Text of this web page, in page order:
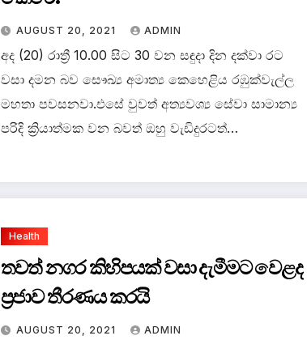
AUGUST 20, 2021 ADMIN
අද (20) රාත්‍රී 10.00 සිට 30 වන සඳුදා දින දක්වා රට
වසා දමන බව සෞඛ්‍ය අමාත්‍ය කෙහෙළිය රඹුක්වැල්ල
මහතා පවසනවා.එසේ වුවත් අත්‍යවශ්‍ය සේවා සාමාන්‍ය
පරිදි ක්‍රියාත්මක වන බවත් ඔහු වැඩිදුරටත්…
Health
තවත් නගර කිහිපයක් වසා දැමීමට වෙළද
ප්‍රජාව තීරණය කරයි
AUGUST 20, 2021 ADMIN